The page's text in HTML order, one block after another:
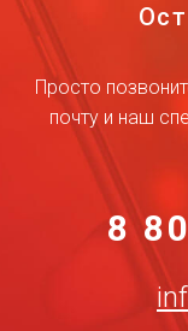
Просто
почту и наш
8